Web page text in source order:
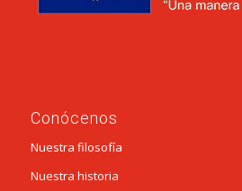
Conócenos
Nuestra filosofía
Nuestra historia